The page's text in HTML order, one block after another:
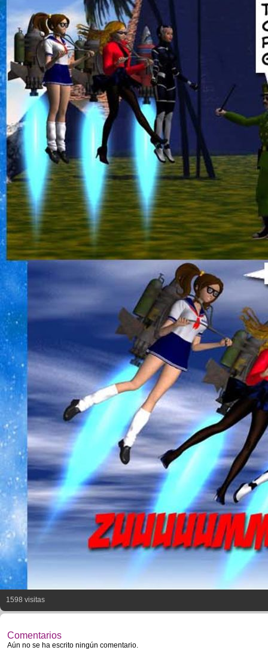
1598 visitas
Comentarios
Aún no se ha escrito ningún comentario.